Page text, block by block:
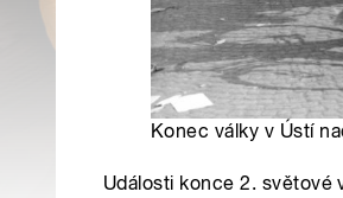
Konec války v Ústí
Události konce 2. světové